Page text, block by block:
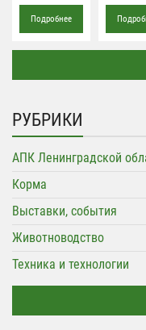
Подробнее
РУБРИКИ
АПК Ленинградской
Корма
Выставки, события
Животноводство
Техника и технологии